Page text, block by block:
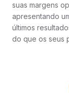
suas margens
apresentando
últimos
do que os seus